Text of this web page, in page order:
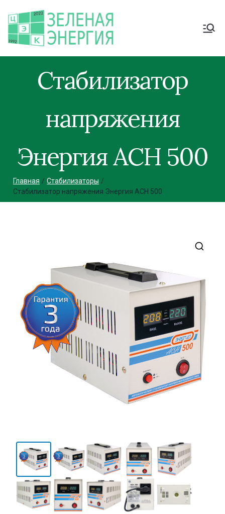
Стабилизатор
напряжения
Энергия АСН 500
Главная
Стабилизаторы
Стабилизатор напряжения Энергия АСН 500